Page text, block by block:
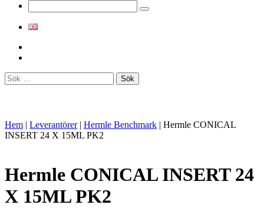
Sök
efter:
Hem | Leverantörer | Hermle Benchmark | Hermle CONICAL
INSERT 24 X 15ML PK2
Hermle CONICAL INSERT 24
X 15ML PK2